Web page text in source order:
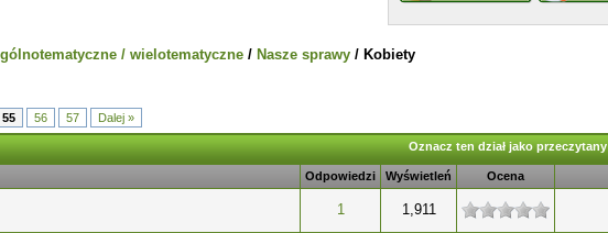
/ wielotematyczne / Nasze sprawy / Kobiety
55 56 57 Dalej »
Oznacz ten dział jako przeczytany
Odpowiedzi Wyświetleń Ocena
1 1,911